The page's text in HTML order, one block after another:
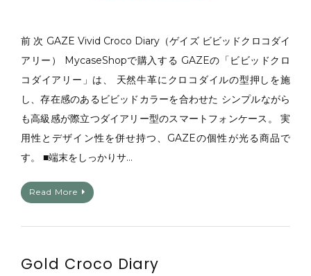
前 次 GAZE Vivid Croco Diary（ゲイズ ビビッドクロコダイ
アリー） MycaseShopで購入する GAZEの「ビビッドクロ
コダイアリー」は、 天然牛革にクロコダイルの型押しを施
し、存在感のあるビビッドカラーを合わせた シンプルながら
も高級感が際立つダイアリー型のスマートフォンケース。 実
用性とデザイン性を併せ持つ、GAZEの個性が光る商品で
す。 ■端末をしっかりサ…
Read More
Gold Croco Diary